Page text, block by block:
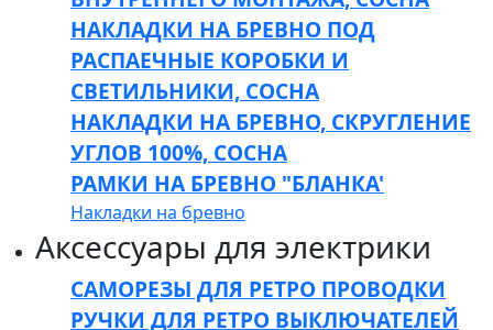
НАКЛАДКИ НА БРЕВНО ПОД
РАСПАЕЧНЫЕ КОРОБКИ И
СВЕТИЛЬНИКИ, СОСНА
НАКЛАДКИ НА БРЕВНО, СКРУГЛЕНИЕ
УГЛОВ 100%, СОСНА
РАМКИ НА БРЕВНО "БЛАНКА'
Накладки на бревно
Аксессуары для электрики
САМОРЕЗЫ ДЛЯ РЕТРО ПРОВОДКИ
РУЧКИ ДЛЯ РЕТРО ВЫКЛЮЧАТЕЛЕЙ